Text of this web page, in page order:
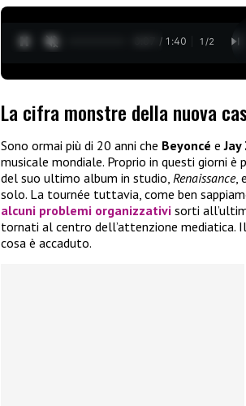
0:08 / 1:40 1 /2
La cifra monstre della nuova
Sono ormai più di 20 anni che Beyoncé eJay
musicale mondiale. Proprio in questi giorni
del suo ultimo album in studio, Renaissance,
solo. La tournée tuttavia, come ben
alcuni problemi organizzativi sorti
tornati al centro dell’attenzione mediatica.
cosa è accaduto.